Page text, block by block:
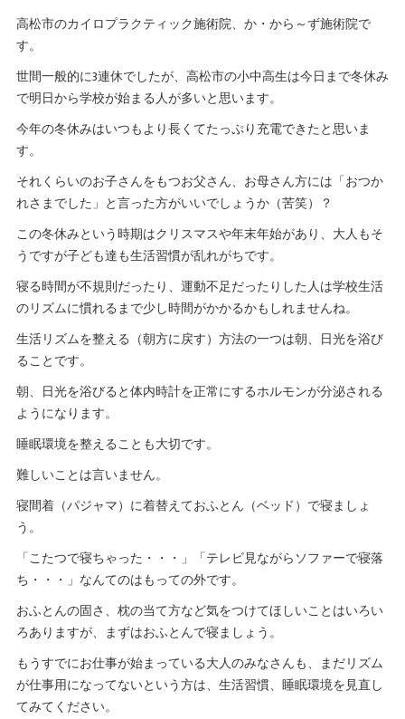
高松市のカイロプラクティック施術院、か・から～ず施術院で
す。
世間一般的に3連休でしたが、高松市の小中高生は今日まで冬休み
で明日から学校が始まる人が多いと思います。
今年の冬休みはいつもより長くてたっぷり充電できたと思いま
す。
それくらいのお子さんをもつお父さん、お母さん方には「おつか
れさまでした」と言った方がいいでしょうか（苦笑）？
この冬休みという時期はクリスマスや年末年始があり、大人もそ
うですが子ども達も生活習慣が乱れがちです。
寝る時間が不規則だったり、運動不足だったりした人は学校生活
のリズムに慣れるまで少し時間がかかるかもしれませんね。
生活リズムを整える（朝方に戻す）方法の一つは朝、日光を浴び
ることです。
朝、日光を浴びると体内時計を正常にするホルモンが分泌される
ようになります。
睡眠環境を整えることも大切です。
難しいことは言いません。
寝間着（パジャマ）に着替えておふとん（ベッド）で寝ましょ
う。
「こたつで寝ちゃった・・・」「テレビ見ながらソファーで寝落
ち・・・」なんてのはもっての外です。
おふとんの固さ、枕の当て方など気をつけてほしいことはいろい
ろありますが、まずはおふとんで寝ましょう。
もうすでにお仕事が始まっている大人のみなさんも、まだリズム
が仕事用になってないという方は、生活習慣、睡眠環境を見直し
てみてください。